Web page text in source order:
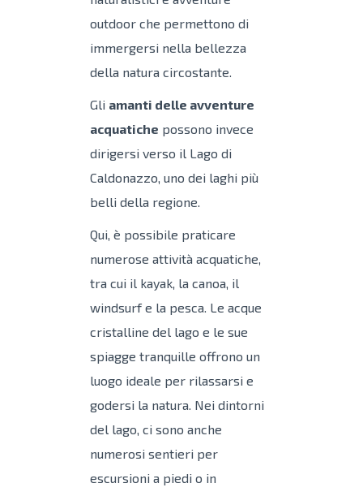
outdoor che permettono di
immergersi nella bellezza
della natura circostante.
Gli amanti delle avventure
acquatiche possono invece
dirigersi verso il Lago di
Caldonazzo, uno dei laghi più
belli della regione.
Qui, è possibile praticare
numerose attività acquatiche,
tra cui il kayak, la canoa, il
windsurf e la pesca. Le acque
cristalline del lago e le sue
spiagge tranquille offrono un
luogo ideale per rilassarsi e
godersi la natura. Nei dintorni
del lago, ci sono anche
numerosi sentieri per
escursioni a piedi o in